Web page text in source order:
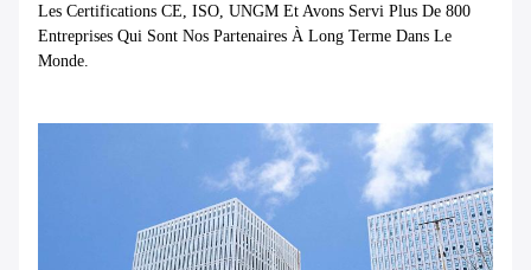
Les Certifications CE, ISO, UNGM Et Avons Servi Plus De 800
Entreprises Qui Sont Nos Partenaires À Long Terme Dans Le
Monde.